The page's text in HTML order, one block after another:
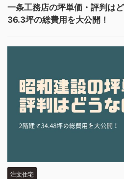
一条工務店の坪単価・評判は
36.3坪の総費用を大公開！
注文住宅